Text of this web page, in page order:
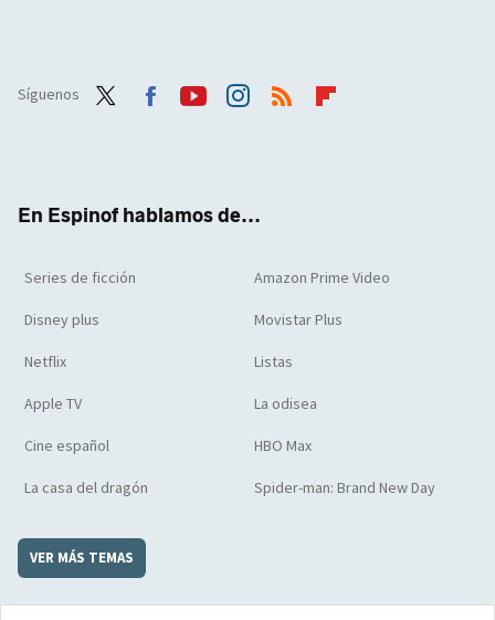
Síguenos
En Espinof hablamos de...
Series de ficción Amazon Prime Video
Disney plus Movistar Plus
Netflix Listas
Apple TV La odisea
Cine español HBO Max
La casa del dragón Spider-man: Brand New Day
VER MÁS TEMAS